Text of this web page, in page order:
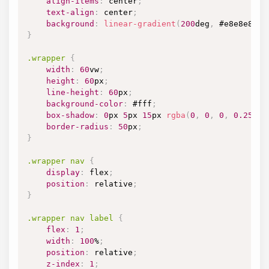
text-align : center ;
background : linear-gradient ( 200deg , #e8e8e8
}
.wrapper {
width : 60vw ;
height : 60px ;
line-height : 60px ;
background-color : #fff ;
box-shadow : 0px 5px 15px rgba ( 0 , 0 , 0 , 0.25
border-radius : 50px ;
}
.wrapper nav
{
display : flex ;
position : relative ;
}
.wrapper nav label
{
flex : 1 ;
width : 100% ;
position : relative ;
z-index : 1 ;